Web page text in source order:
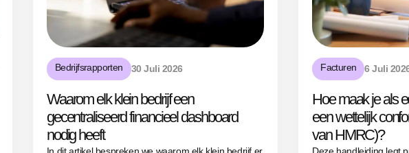
Bedrijfsrapporten 30 Juli 2026
Waarom elk klein bedrijf een
gecentraliseerd financieel dashboard
nodig heeft
In dit artikel bespreken we waarom elk klein bedrijf er
Facturen 6 Juli
Hoe maak je als
een wettelijk
van HMRC)?
Deze handleiding legt